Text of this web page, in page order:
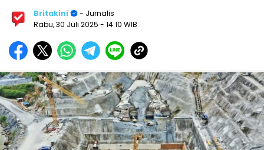
Britakini
- Jurnalis
Rabu, 30 Juli 2025 - 14:10 WIB